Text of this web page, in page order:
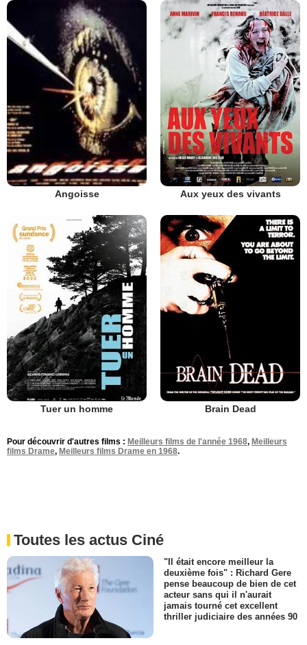
Angoisse Aux yeux des vivants
Tuer un homme Brain Dead
Pour découvrir d'autres films : Meilleurs films de l'année 1968, Meilleurs
films Drame, Meilleurs films Drame en 1968.
Toutes les actus Ciné
"Il était encore meilleur la
deuxième fois" : Richard Gere
pense beaucoup de bien de cet
acteur sans qui il n'aurait
jamais tourné cet excellent
thriller judiciaire des années 90